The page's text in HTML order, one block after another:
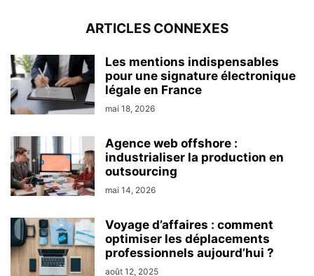
ARTICLES CONNEXES
Les mentions indispensables
pour une signature électronique
légale en France
mai 18, 2026
Agence web offshore :
industrialiser la production en
outsourcing
mai 14, 2026
Voyage d’affaires : comment
optimiser les déplacements
professionnels aujourd’hui ?
août 12, 2025